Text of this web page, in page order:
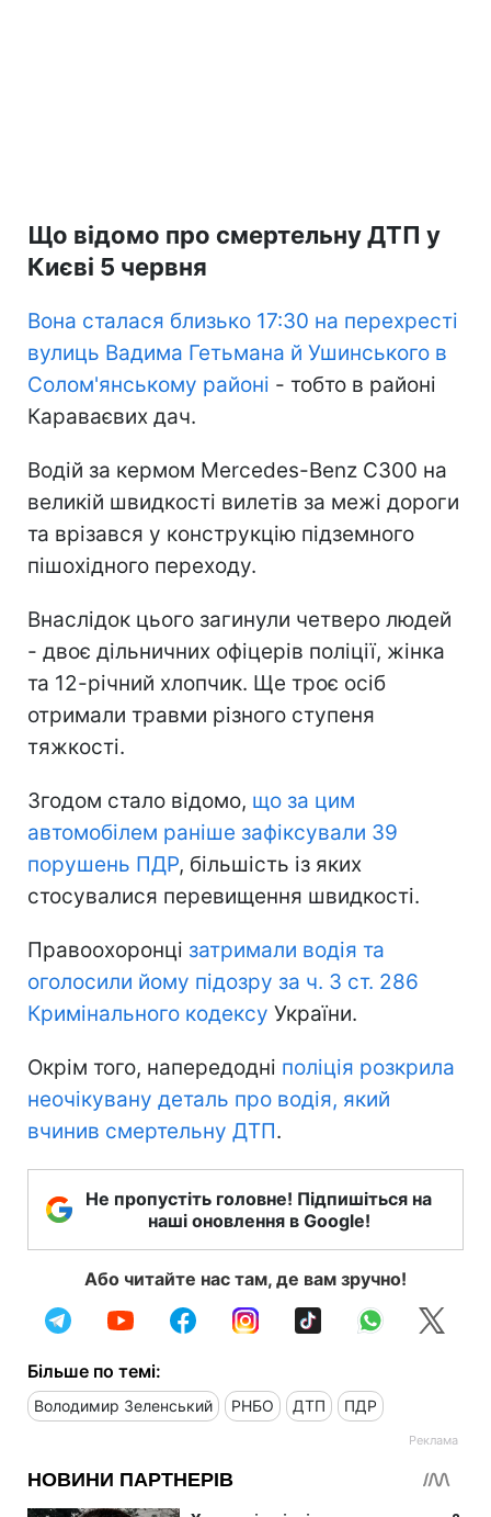
Що відомо про смертельну ДТП у
Києві 5 червня
Вона сталася близько 17:30 на перехресті
вулиць Вадима Гетьмана й Ушинського в
Солом'янському районі - тобто в районі
Караваєвих дач.
Водій за кермом Mercedes-Benz C300 на
великій швидкості вилетів за межі дороги
та врізався у конструкцію підземного
пішохідного переходу.
Внаслідок цього загинули четверо людей
- двоє дільничних офіцерів поліції, жінка
та 12-річний хлопчик. Ще троє осіб
отримали травми різного ступеня
тяжкості.
Згодом стало відомо, що за цим
автомобілем раніше зафіксували 39
порушень ПДР, більшість із яких
стосувалися перевищення швидкості.
Правоохоронці затримали водія та
оголосили йому підозру за ч. 3 ст. 286
Кримінального кодексу України.
Окрім того, напередодні поліція розкрила
неочікувану деталь про водія, який
вчинив смертельну ДТП.
Не пропустіть головне! Підпишіться на
наші оновлення в Google!
Або читайте нас там, де вам зручно!
Більше по темі:
Володимир Зеленський РНБО ДТП ПДР